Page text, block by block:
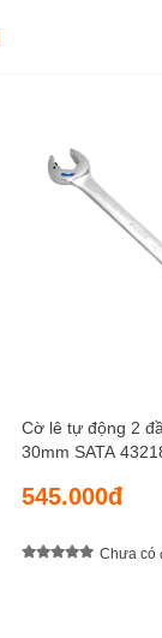
Cờ lê tự động 2
30mm SATA
545.000đ
Chưa có